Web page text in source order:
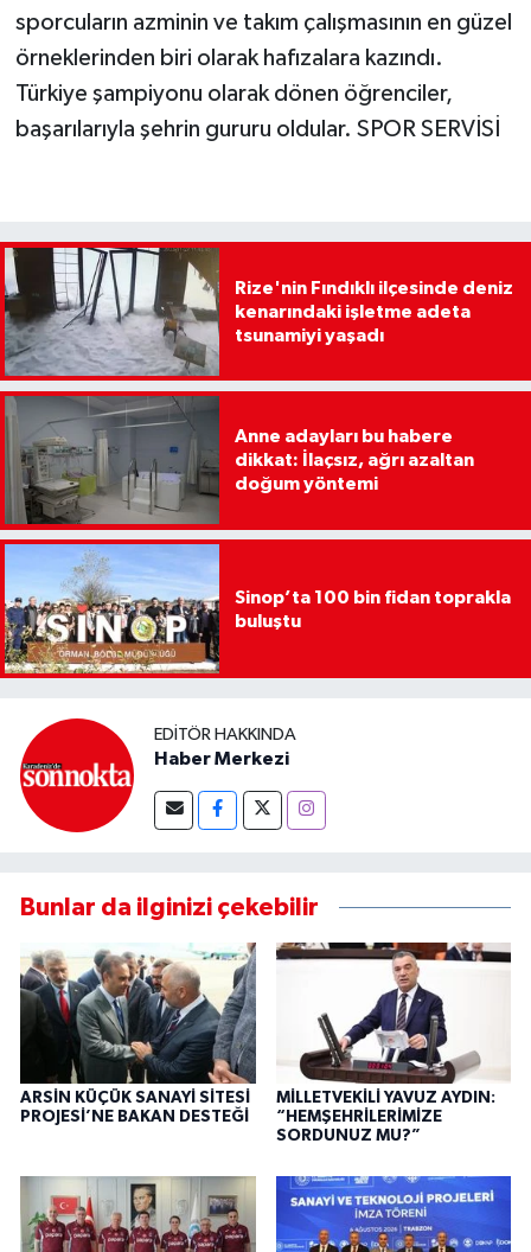
sporcuların azminin ve takım çalışmasının en güzel
örneklerinden biri olarak hafızalara kazındı.
Türkiye şampiyonu olarak dönen öğrenciler,
başarılarıyla şehrin gururu oldular. SPOR SERVİSİ
Rize'nin Fındıklı ilçesinde deniz
kenarındaki işletme adeta
tsunamiyi yaşadı
Anne adayları bu habere
dikkat: İlaçsız, ağrı azaltan
doğum yöntemi
Sinop’ta 100 bin fidan toprakla
buluştu
EDITÖR HAKKINDA
Haber Merkezi
Bunlar da ilginizi çekebilir
ARSİN KÜÇÜK SANAYİ SİTESİ
PROJESİ’NE BAKAN DESTEĞİ
MİLLETVEKİLİ YAVUZ AYDIN:
“HEMŞEHRİLERİMİZE
SORDUNUZ MU?”